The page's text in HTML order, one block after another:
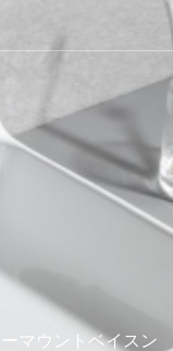
マウントベイスン